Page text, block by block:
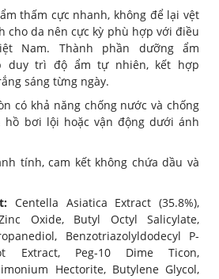
thấm cực nhanh, không để lại vệt
cho da nên cực kỳ phù hợp với điều
Nam. Thành phần dưỡng ẩm
duy trì độ ẩm tự nhiên, kết hợp
sáng từng ngày.
có khả năng chống nước và chống
hồ bơi lội hoặc vận động dưới ánh
tính, cam kết không chứa dầu và
Centella Asiatica Extract (35.8%),
Oxide, Butyl Octyl Salicylate,
Benzotriazolyldodecyl P-
Extract, Peg-10 Dime Ticon,
Hectorite, Butylene Glycol,